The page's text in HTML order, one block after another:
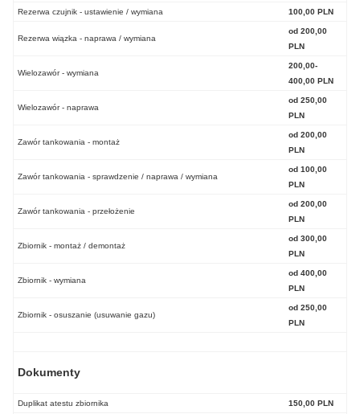
Rezerwa czujnik - ustawienie / wymiana 100,00 PLN
Rezerwa wiązka - naprawa / wymiana
od 200,00
PLN
Wielozawór - wymiana
200,00-
400,00 PLN
Wielozawór - naprawa
od 250,00
PLN
Zawór tankowania - montaż
od 200,00
PLN
Zawór tankowania - sprawdzenie / naprawa / wymiana
od 100,00
PLN
Zawór tankowania - przełożenie
od 200,00
PLN
Zbiornik - montaż / demontaż
od 300,00
PLN
Zbiornik - wymiana
od 400,00
PLN
Zbiornik - osuszanie (usuwanie gazu)
od 250,00
PLN
Dokumenty
Duplikat atestu zbiornika 150,00 PLN